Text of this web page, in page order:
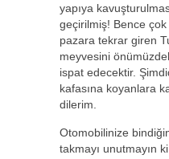
yapıya
geçirilmiş! Bence
pazara tekrar giren
meyvesini
ispat edecektir.
kafasına koyanlara
dilerim.
Otomobilinize
takmayı unutmayın